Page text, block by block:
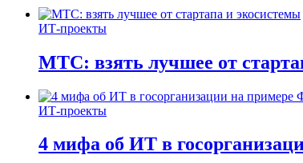
ИТ-проекты
МТС: взять лучшее от
ИТ-проекты
4 мифа об ИТ в